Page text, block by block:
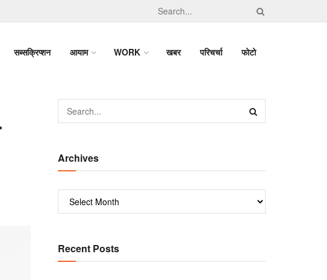
सब्सक्रिप्शन आयाम WORK खबर परिचर्चा फोटो
Archives
Recent Posts